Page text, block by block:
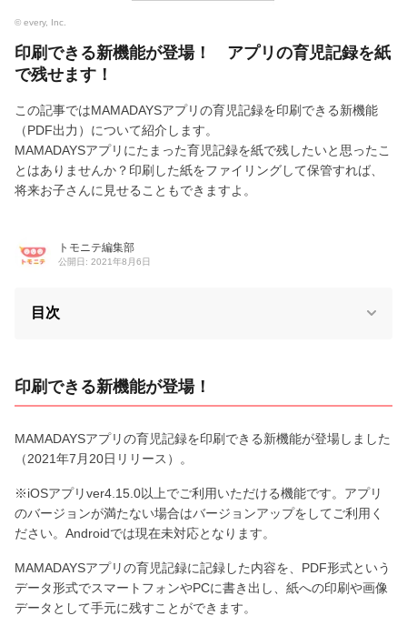
© every, Inc.
印刷できる新機能が登場！ アプリの育児記録を紙
で残せます！
この記事ではMAMADAYSアプリの育児記録を印刷できる新機能
（PDF出力）について紹介します。
MAMADAYSアプリにたまった育児記録を紙で残したいと思ったこ
とはありませんか？印刷した紙をファイリングして保管すれば、
将来お子さんに見せることもできますよ。
トモニテ編集部
公開日: 2021年8月6日
目次
印刷できる新機能が登場！
MAMADAYSアプリの育児記録を印刷できる新機能が登場しました
（2021年7月20日リリース）。
※iOSアプリver4.15.0以上でご利用いただける機能です。アプリ
のバージョンが満たない場合はバージョンアップをしてご利用く
ださい。Androidでは現在未対応となります。
MAMADAYSアプリの育児記録に記録した内容を、PDF形式という
データ形式でスマートフォンやPCに書き出し、紙への印刷や画像
データとして手元に残すことができます。